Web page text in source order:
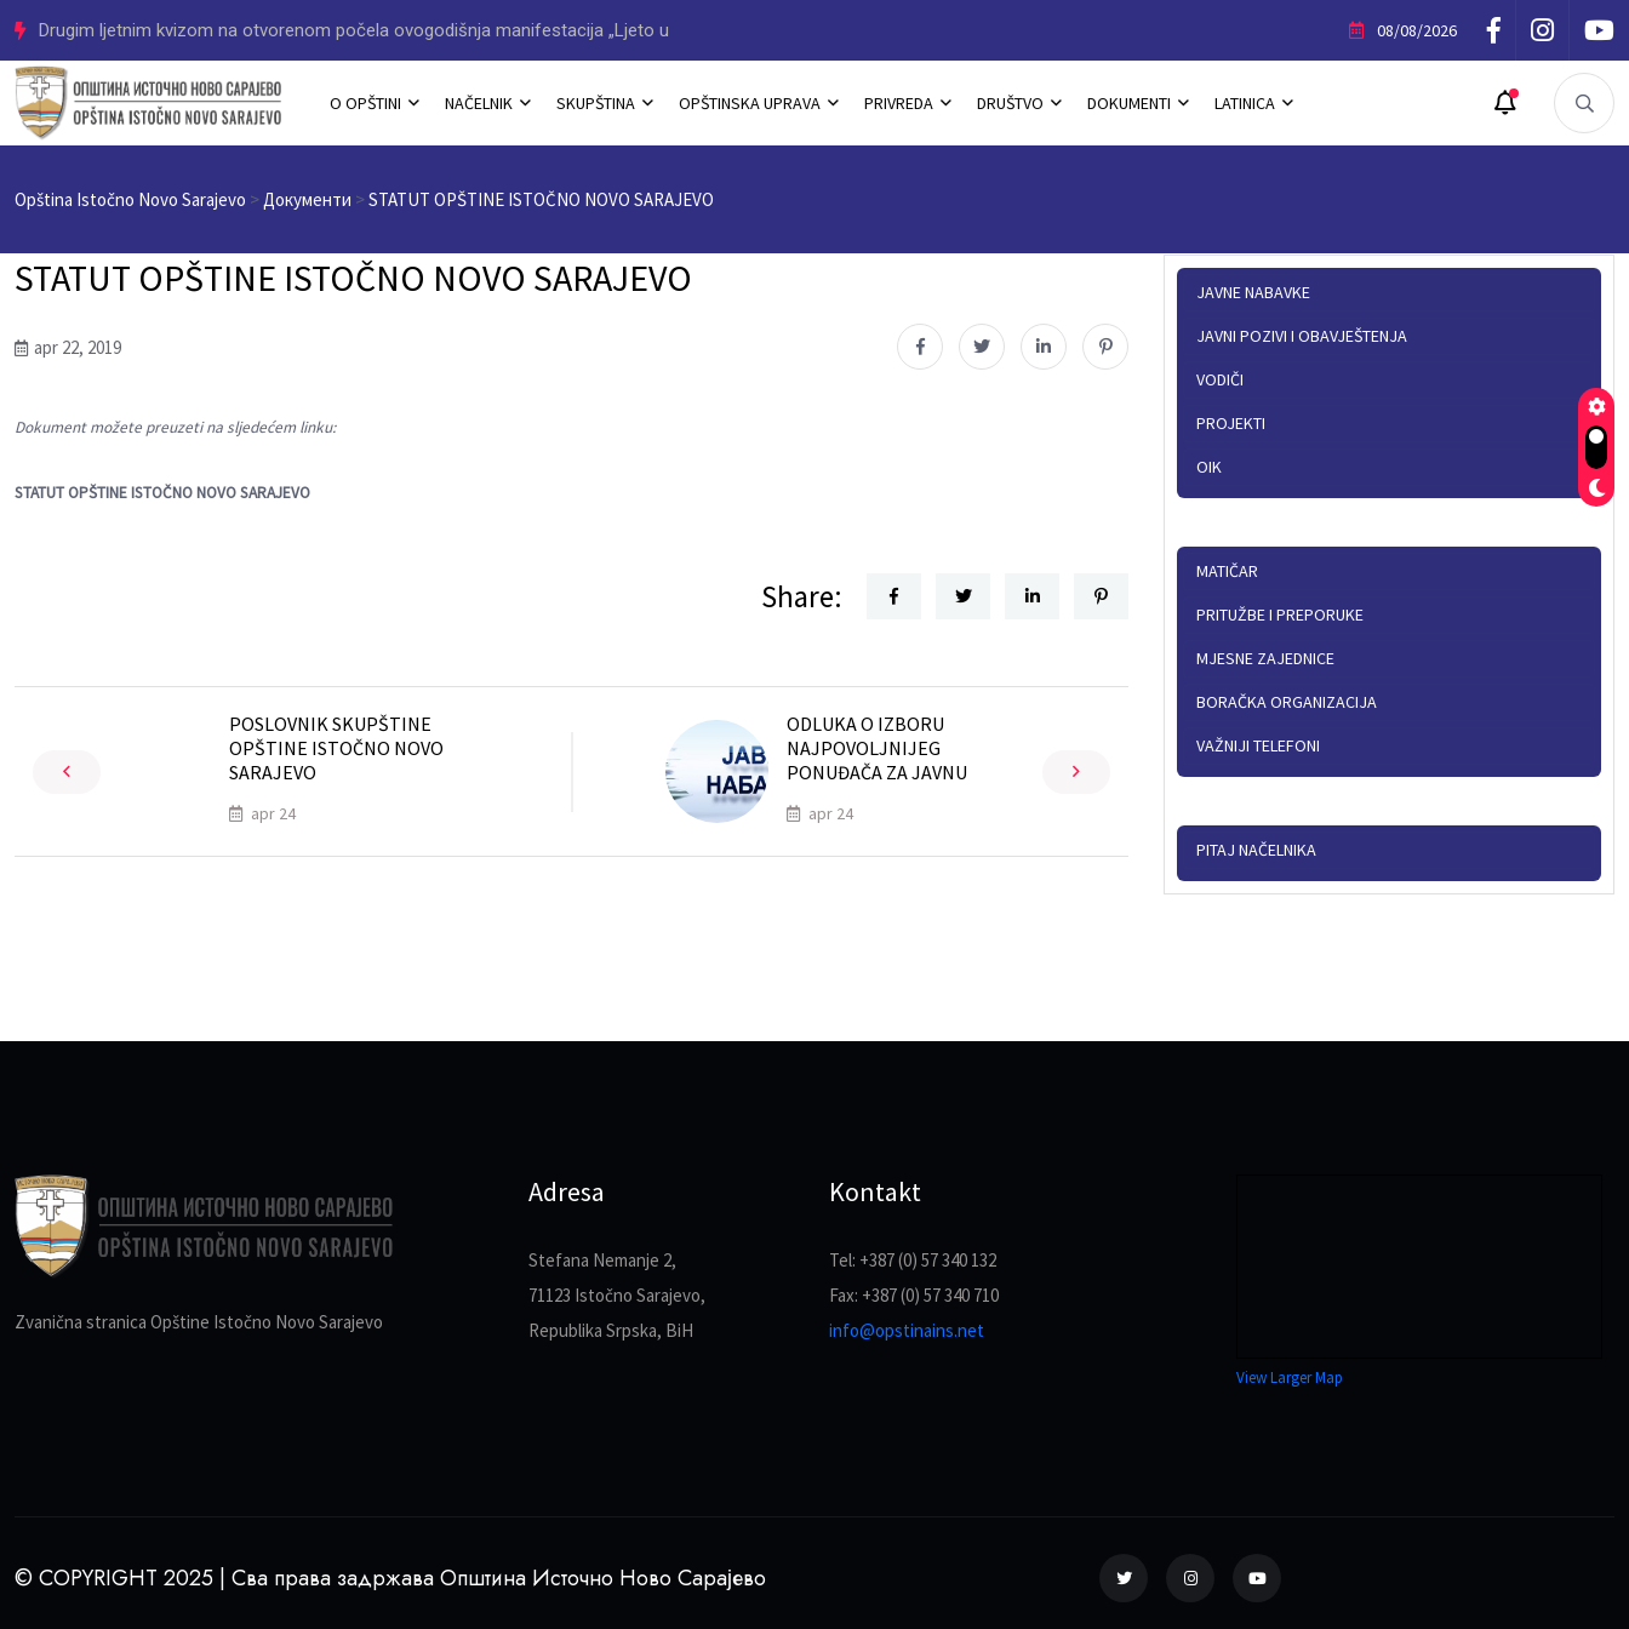
Drugim ljetnim kvizom na otvorenom počela ovogodišnja manifestacija „Ljeto u Program ovogodišnje manifestacije „LJeto u Istočnom Novom Sarajevu“
08/08/2026
O OPŠTINI NAČELNIK SKUPŠTINA OPŠTINSKA UPRAVA PRIVREDA DRUŠTVO DOKUMENTI LATINICA
Opština Istočno Novo Sarajevo >Документи >STATUT OPŠTINE ISTOČNO NOVO SARAJEVO
STATUT OPŠTINE ISTOČNO NOVO SARAJEVO
apr 22, 2019
Dokument možete preuzeti na sljedećem linku:
STATUT OPŠTINE ISTOČNO NOVO SARAJEVO
Share:
POSLOVNIK SKUPŠTINE
OPŠTINE ISTOČNO NOVO
SARAJEVO
apr 24
ODLUKA O IZBORU
NAJPOVOLJNIJEG
PONUĐAČA ZA JAVNU
apr 24
JAVNE NABAVKE
JAVNI POZIVI I OBAVJEŠTENJA
VODIČI
PROJEKTI
OIK
MATIČAR
PRITUŽBE I PREPORUKE
MJESNE ZAJEDNICE
BORAČKA ORGANIZACIJA
VAŽNIJI TELEFONI
PITAJ NAČELNIKA
Zvanična stranica Opštine Istočno Novo Sarajevo
Adresa
Stefana Nemanje 2,
71123 Istočno Sarajevo,
Republika Srpska, BiH
Kontakt
Tel: +387 (0) 57 340 132
Fax: +387 (0) 57 340 710
info@opstinains.net
View Larger Map
© COPYRIGHT 2025 | Сва права задржава Општина Источно Ново Сарајево